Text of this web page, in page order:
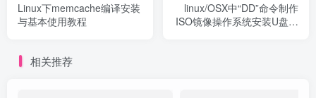
Linux下memcache编译安装
与基本使用教程
linux/OSX中“DD”命令制作
ISO镜像操作系统安装U盘的
相关推荐